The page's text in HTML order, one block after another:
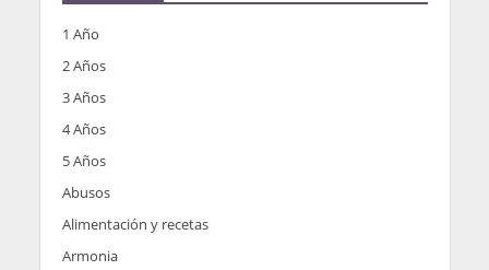
1 Año
2 Años
3 Años
4 Años
5 Años
Abusos
Alimentación y recetas
Armonia